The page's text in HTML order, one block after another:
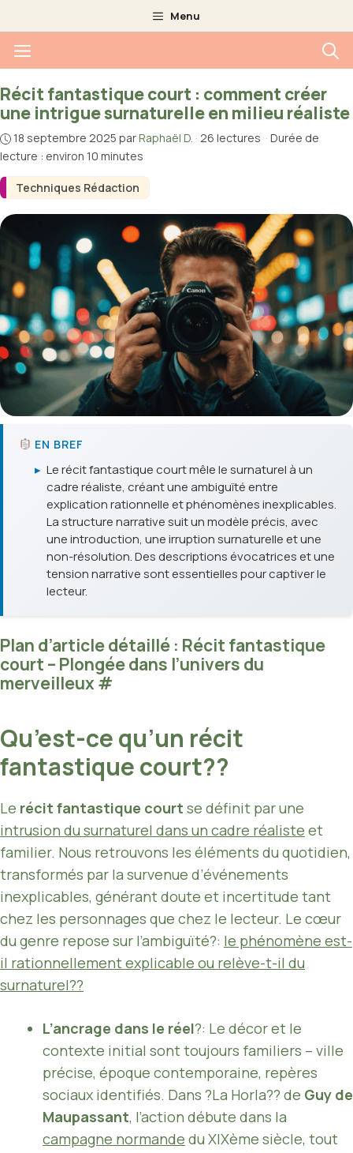
au
contenu
Menu
Menu
Techniques Rédaction
Récit fantastique court : comment créer
une intrigue surnaturelle en milieu réaliste
18 septembre 2025 parRaphaël D. · 26 lectures · Durée de
lecture : environ 10 minutes
EN BREF
▸ Le récit fantastique court mêle le surnaturel à un
cadre réaliste, créant une ambiguïté entre
explication rationnelle et phénomènes inexplicables.
La structure narrative suit un modèle précis, avec
une introduction, une irruption surnaturelle et une
non-résolution. Des descriptions évocatrices et une
tension narrative sont essentielles pour captiver le
lecteur.
Plan d’article détaillé : Récit fantastique
court – Plongée dans l’univers du
merveilleux #
Qu’est-ce qu’un récit
fantastique court??
Le récit fantastique court se définit par une
intrusion du surnaturel dans un cadre réaliste et
familier. Nous retrouvons les éléments du quotidien,
transformés par la survenue d’événements
inexplicables, générant doute et incertitude tant
chez les personnages que chez le lecteur. Le cœur
du genre repose sur l’ambiguïté?: le phénomène est-
il rationnellement explicable ou relève-t-il du
surnaturel??
L’ancrage dans le réel?: Le décor et le
contexte initial sont toujours familiers – ville
précise, époque contemporaine, repères
sociaux identifiés. Dans ?La Horla?? de Guy de
Maupassant, l’action débute dans la
campagne normande du XIXème siècle, tout